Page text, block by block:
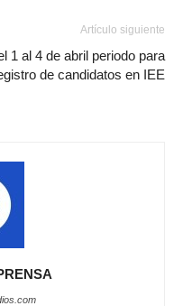
Artículo siguiente
1 al 4 de abril periodo para
de candidatos en IEE